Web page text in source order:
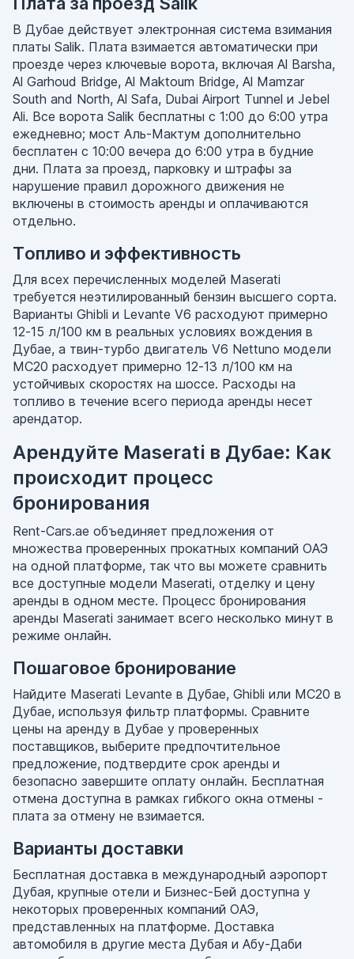
В Дубае действует электронная система взимания
платы Salik. Плата взимается автоматически при
проезде через ключевые ворота, включая Al Barsha,
Al Garhoud Bridge, Al Maktoum Bridge, Al Mamzar
South and North, Al Safa, Dubai Airport Tunnel и Jebel
Ali. Все ворота Salik бесплатны с 1:00 до 6:00 утра
ежедневно; мост Аль-Мактум дополнительно
бесплатен с 10:00 вечера до 6:00 утра в будние
дни. Плата за проезд, парковку и штрафы за
нарушение правил дорожного движения не
включены в стоимость аренды и оплачиваются
отдельно.
Топливо и эффективность
Для всех перечисленных моделей Maserati
требуется неэтилированный бензин высшего сорта.
Варианты Ghibli и Levante V6 расходуют примерно
12-15 л/100 км в реальных условиях вождения в
Дубае, а твин-турбо двигатель V6 Nettuno модели
MC20 расходует примерно 12-13 л/100 км на
устойчивых скоростях на шоссе. Расходы на
топливо в течение всего периода аренды несет
арендатор.
Арендуйте Maserati в Дубае: Как
происходит процесс
бронирования
Rent-Cars.ae объединяет предложения от
множества проверенных прокатных компаний ОАЭ
на одной платформе, так что вы можете сравнить
все доступные модели Maserati, отделку и цену
аренды в одном месте. Процесс бронирования
аренды Maserati занимает всего несколько минут в
режиме онлайн.
Пошаговое бронирование
Найдите Maserati Levante в Дубае, Ghibli или MC20 в
Дубае, используя фильтр платформы. Сравните
цены на аренду в Дубае у проверенных
поставщиков, выберите предпочтительное
предложение, подтвердите срок аренды и
безопасно завершите оплату онлайн. Бесплатная
отмена доступна в рамках гибкого окна отмены -
плата за отмену не взимается.
Варианты доставки
Бесплатная доставка в международный аэропорт
Дубая, крупные отели и Бизнес-Бей доступна у
некоторых проверенных компаний ОАЭ,
представленных на платформе. Доставка
автомобиля в другие места Дубая и Абу-Даби